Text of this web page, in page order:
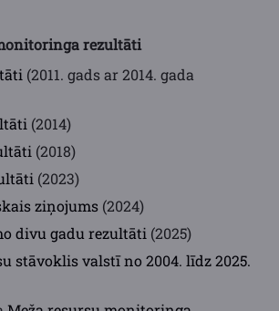
rezultāti
(2011. gads ar 2014. gada
(2014)
(2018)
(2023)
ziņojums (2024)
divu gadu rezultāti (2025)
stāvoklis valstī no 2004. līdz 2025.